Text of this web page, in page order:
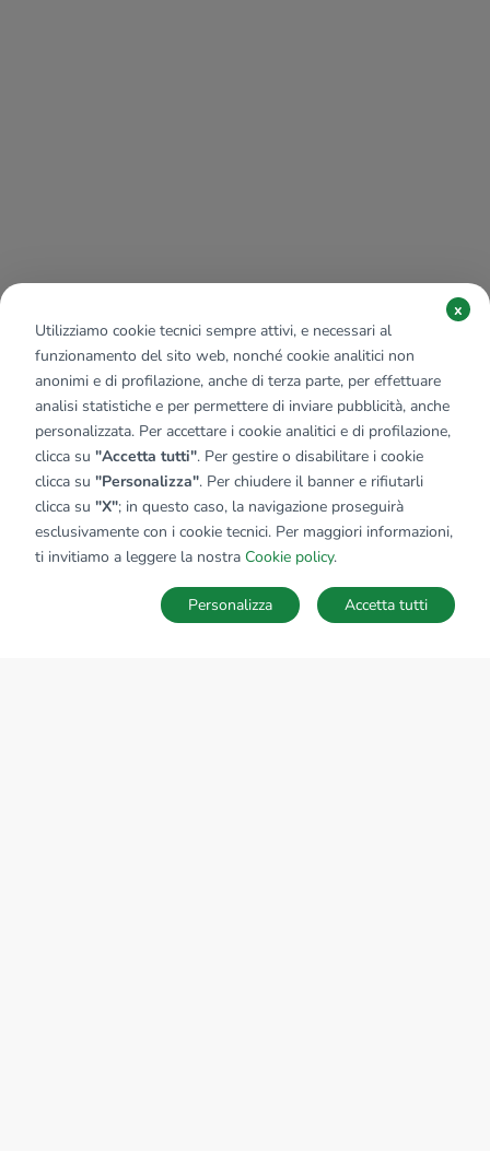
SALVA RICERCA
Utilizziamo cookie tecnici sempre attivi, e necessari al
funzionamento del sito web, nonché cookie analitici non
anonimi e di profilazione, anche di terza parte, per effettuare
analisi statistiche e per permettere di inviare pubblicità, anche
personalizzata. Per accettare i cookie analitici e di profilazione,
clicca su "Accetta tutti". Per gestire o disabilitare i cookie
clicca su "Personalizza". Per chiudere il banner e rifiutarli
clicca su "X"; in questo caso, la navigazione proseguirà
esclusivamente con i cookie tecnici. Per maggiori informazioni,
ti invitiamo a leggere la nostra Cookie policy.
x
Accetta tutti
Personalizza